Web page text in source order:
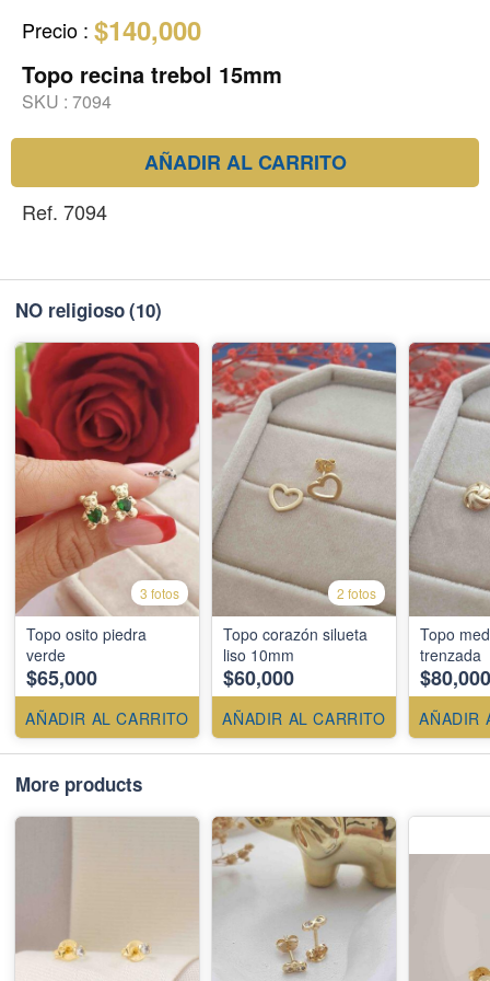
Precio : $140,000
Topo recina trebol 15mm
SKU : 7094
AÑADIR AL CARRITO
Ref. 7094
NO religioso(10)
3 fotos
Topo osito piedra
verde
$65,000
AÑADIR AL CARRITO
2 fotos
Topo corazón silueta
liso 10mm
$60,000
AÑADIR AL CARRITO
Topo
trenzada
$80,000
AÑADIR
More products